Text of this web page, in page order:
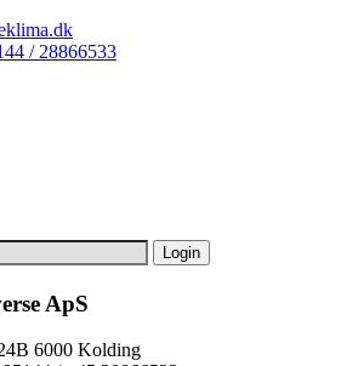
/ 28866533
ApS
6000 Kolding